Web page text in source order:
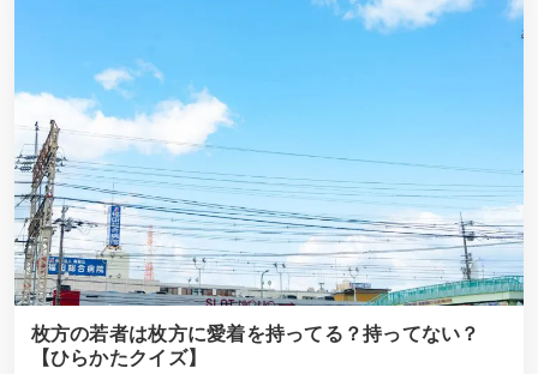
枚方の若者は枚方に愛着を持ってる？持ってない？
【ひらかたクイズ】